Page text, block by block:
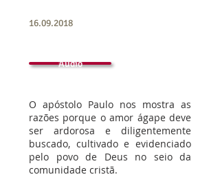
16.09.2018
Áudio
O apóstolo Paulo nos mostra as
razões porque o amor ágape deve
ser ardorosa e diligentemente
buscado, cultivado e evidenciado
pelo povo de Deus no seio da
comunidade cristã.